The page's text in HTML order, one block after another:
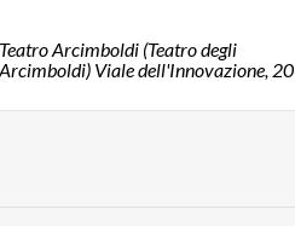
Teatro Arcimboldi (Teatro degli
Arcimboldi) Viale dell'Innovazione, 20